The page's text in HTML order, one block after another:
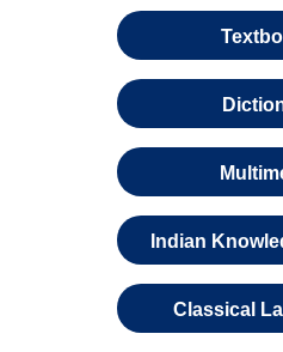
Indian
Classical